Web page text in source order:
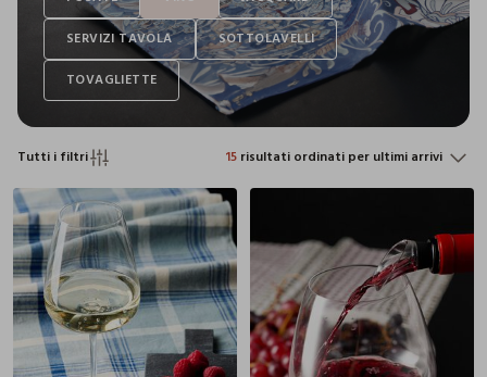
Tutti i filtri 15 risultati ordinati per ultimi arrivi